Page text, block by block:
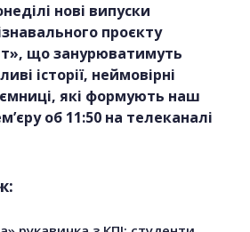
нові випуски
проєкту
що занурюватимуть
історії, неймовірні
які формують наш
об 11:50 на телеканалі